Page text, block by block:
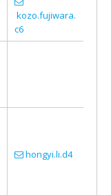
kozo.fujiwara.
c6
hongyi.li.d4